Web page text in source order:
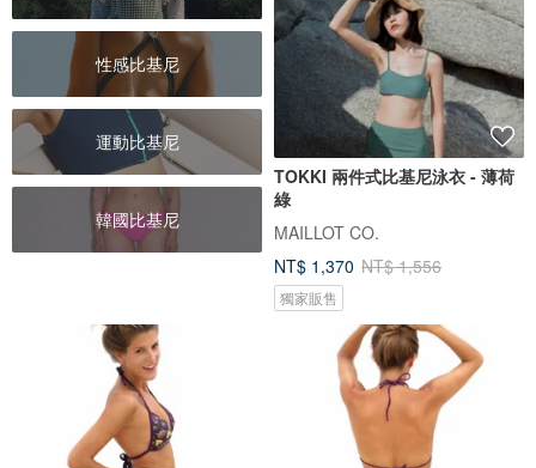
性感比基尼
運動比基尼
韓國比基尼
TOKKI 兩件式比基尼泳衣 - 薄荷
綠
MAILLOT CO.
NT$ 1,370 NT$ 1,556
獨家販售